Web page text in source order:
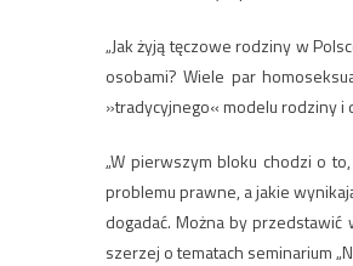
„Jak żyją tęczowe rodziny w
osobami? Wiele par
»tradycyjnego« modelu rodziny i
„W pierwszym bloku chodzi o
problemu prawne, a jakie
dogadać. Można by
szerzej o tematach seminarium